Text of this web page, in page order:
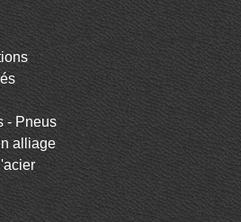
- Pneus
alliage